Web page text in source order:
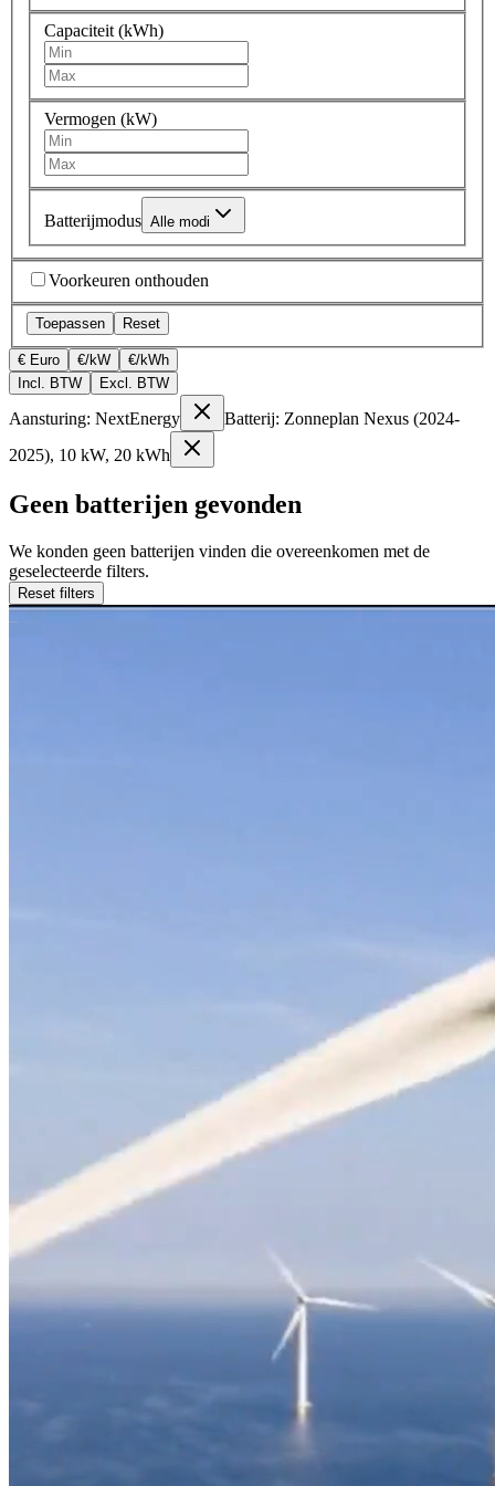
Capaciteit (kWh)
Vermogen (kW)
Batterijmodus Alle modi
Voorkeuren onthouden
Toepassen Reset
€ Euro €/kW
€/kWh
Incl. BTW
Excl. BTW
Aansturing: NextEnergy
Batterij: Zonneplan Nexus (2024-
2025), 10 kW, 20 kWh
Geen batterijen gevonden
We konden geen batterijen vinden die overeenkomen met de
geselecteerde filters.
Reset filters